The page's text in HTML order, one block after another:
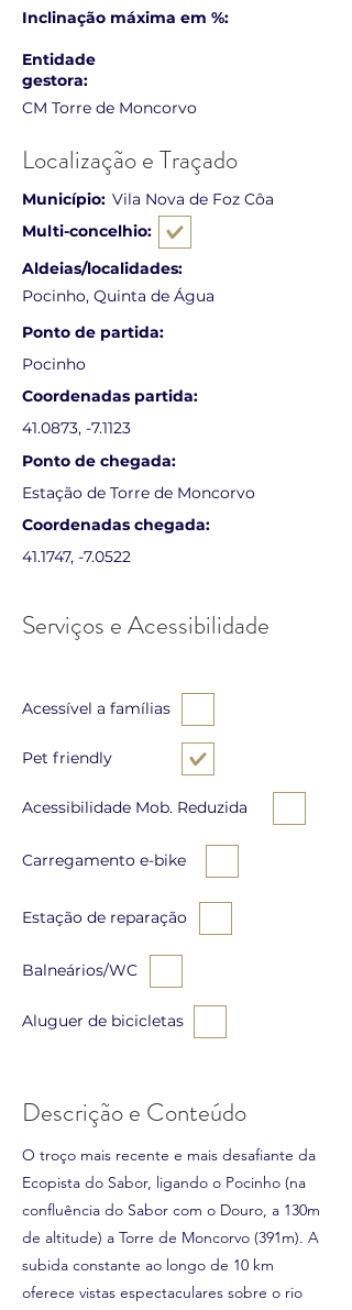
Inclinação máxima em %:
Entidade
gestora:
CM Torre de Moncorvo
Localização e Traçado
Município: Vila Nova de Foz Côa
Multi-concelhio:
Aldeias/localidades:
Pocinho, Quinta de Água
Ponto de partida:
Pocinho
Coordenadas partida:
41.0873, -7.1123
Ponto de chegada:
Estação de Torre de Moncorvo
Coordenadas chegada:
41.1747, -7.0522
Serviços e Acessibilidade
Acessível a famílias
Pet friendly
Acessibilidade Mob. Reduzida
Carregamento e-bike
Estação de reparação
Balneários/WC
Aluguer de bicicletas
Descrição e Conteúdo
O troço mais recente e mais desafiante da
Ecopista do Sabor, ligando o Pocinho (na
confluência do Sabor com o Douro, a 130m
de altitude) a Torre de Moncorvo (391m). A
subida constante ao longo de 10 km
oferece vistas espectaculares sobre o rio